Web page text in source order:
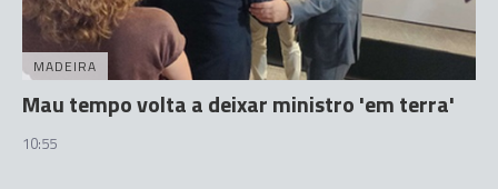
MADEIRA
Mau tempo volta a deixar ministro 'em terra'
10:55